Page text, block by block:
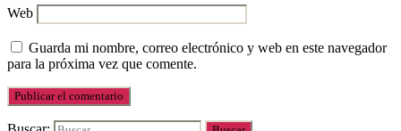
Web
Guarda mi nombre, correo electrónico y web en este navegador
para la próxima vez que comente.